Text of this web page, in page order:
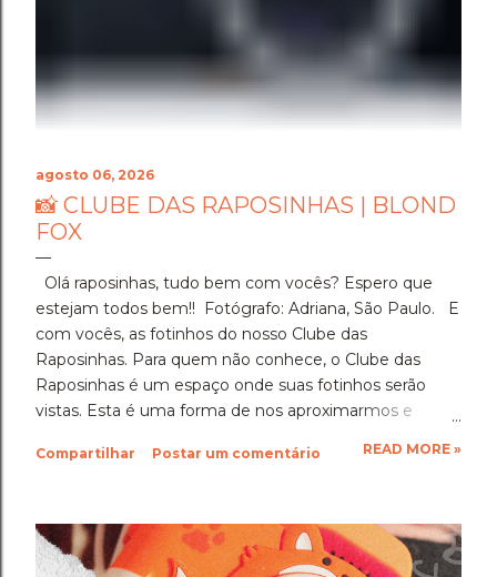
agosto 06, 2026
📸 CLUBE DAS RAPOSINHAS | BLOND
FOX
Olá raposinhas, tudo bem com vocês? Espero que
estejam todos bem!! Fotógrafo: Adriana, São Paulo. E
com vocês, as fotinhos do nosso Clube das
Raposinhas. Para quem não conhece, o Clube das
Raposinhas é um espaço onde suas fotinhos serão
vistas. Esta é uma forma de nos aproximarmos e
basta enviar suas fotinhos para o nosso e-mail
onde você é, e se preferir, contar um pouquinho sobre
suas fotinhos. Fique a vontade! Ficarei muito feliz de
Compartilhar Postar um comentário READ MORE »